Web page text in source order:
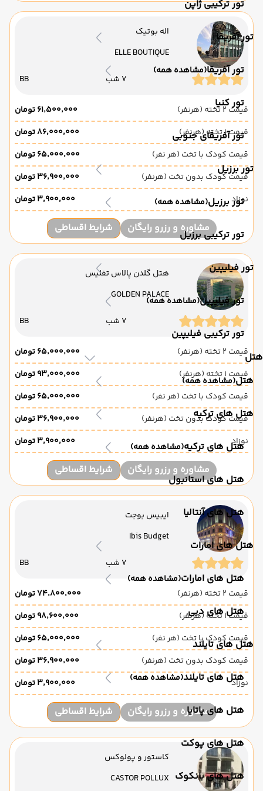
تور ترکیبی ژاپن
تور آفریقا
تور آفریقا(مشاهده همه)
تور کنیا
تور آفریقای جنوبی
تور برزیل
تور برزیل(مشاهده همه)
تور ترکیبی برزیل
تور فیلیپین
تور فیلیپین(مشاهده همه)
تور ترکیبی فیلیپین
هتل
هتل(مشاهده همه)
هتل های ترکیه
هتل های ترکیه(مشاهده همه)
هتل های استانبول
هتل های آنتالیا
هتل های امارات
هتل های امارات(مشاهده همه)
هتل های دبی
هتل های تایلند
هتل های تایلند(مشاهده همه)
هتل های پاتایا
هتل های پوکت
هتل های بانکوک
اله بوتیک
ELLE BOUTIQUE
7 شب BB
قیمت 2 تخته (هرنفر)
۶۱٬۵۰۰٬۰۰۰ تومان
قیمت 1 تخته (هرنفر)
۸۶٬۰۰۰٬۰۰۰ تومان
قیمت کودک با تخت (هر نفر)
۶۵٬۰۰۰٬۰۰۰ تومان
قیمت کودک بدون تخت (هرنفر)
۳۶٬۹۰۰٬۰۰۰ تومان
نوزاد
۳٬۹۰۰٬۰۰۰ تومان
مشاوره و رزرو رایگان شرایط اقساطی
هتل گلدن پالاس تفلیس
GOLDEN PALACE
7 شب BB
قیمت 2 تخته (هرنفر)
۶۵٬۰۰۰٬۰۰۰ تومان
قیمت 1 تخته (هرنفر)
۹۳٬۰۰۰٬۰۰۰ تومان
قیمت کودک با تخت (هر نفر)
۶۵٬۰۰۰٬۰۰۰ تومان
قیمت کودک بدون تخت (هرنفر)
۳۶٬۹۰۰٬۰۰۰ تومان
نوزاد
۳٬۹۰۰٬۰۰۰ تومان
مشاوره و رزرو رایگان شرایط اقساطی
ایبیس بوجت
Ibis Budget
7 شب BB
قیمت 2 تخته (هرنفر)
۷۴٬۸۰۰٬۰۰۰ تومان
قیمت 1 تخته (هرنفر)
۹۸٬۶۰۰٬۰۰۰ تومان
قیمت کودک با تخت (هر نفر)
۶۵٬۰۰۰٬۰۰۰ تومان
قیمت کودک بدون تخت (هرنفر)
۳۶٬۹۰۰٬۰۰۰ تومان
نوزاد
۳٬۹۰۰٬۰۰۰ تومان
مشاوره و رزرو رایگان شرایط اقساطی
کاستور و پولوکس
CASTOR POLLUX